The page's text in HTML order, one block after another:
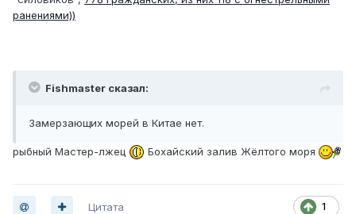
ранениями))
Fishmaster сказал:
Замерзающих морей в Китае нет.
рыбный Мастер-лжец Бохайский залив Жёлтого моря
1
Цитата